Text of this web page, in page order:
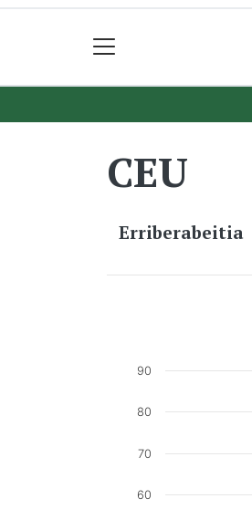
CEU
Erriberabeitia
60
70
80
90